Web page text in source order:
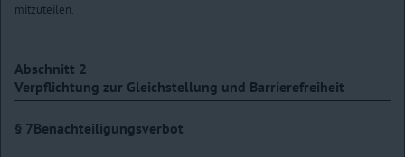
mitzuteilen.
Abschnitt 2
Verpflichtung zur Gleichstellung und Barrierefreiheit
§ 7Benachteiligungsverbot